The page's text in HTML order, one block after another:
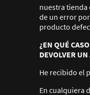
nuestra tienda
de un error
producto
¿EN QUÉ
DEVOLVER
He recibido el
En cualquiera